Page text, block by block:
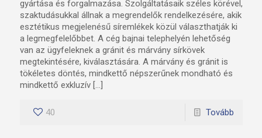
gyártása és forgalmazása. Szolgáltatásaik széles körével,
szaktudásukkal állnak a megrendelők rendelkezésére, akik
esztétikus megjelenésű síremlékek közül választhatják ki
a legmegfelelőbbet. A cég bajnai telephelyén lehetőség
van az ügyfeleknek a gránit és márvány sírkövek
megtekintésére, kiválasztására. A márvány és gránit is
tökéletes döntés, mindkettő népszerűnek mondható és
mindkettő exkluzív […]
40 Tovább